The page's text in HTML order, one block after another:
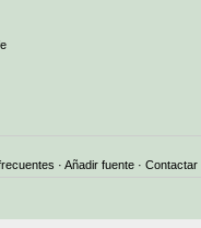
· Añadir fuente · Contactar